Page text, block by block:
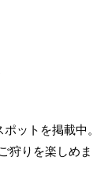
ットを掲載中。
狩りを楽しめま